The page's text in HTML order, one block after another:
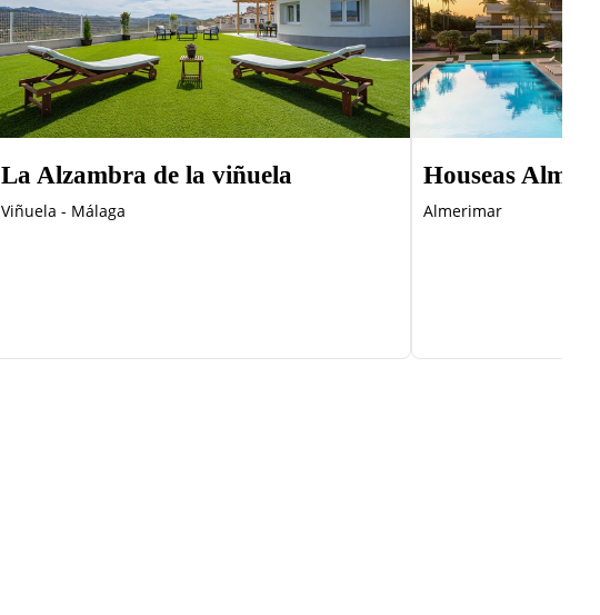
La Alzambra de la viñuela
Viñuela - Málaga
Houseas
Almerimar